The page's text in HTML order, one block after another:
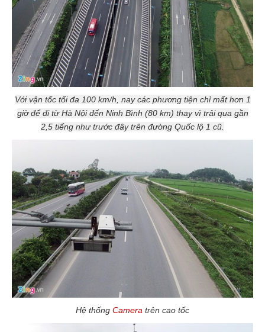
Với vận tốc tối đa 100 km/h, nay các phương tiện chỉ mất hơn 1
giờ để đi từ Hà Nội đến Ninh Bình (80 km) thay vì trải qua gần
2,5 tiếng như trước đây trên đường Quốc lộ 1 cũ.
Hệ thống Camera trên cao tốc